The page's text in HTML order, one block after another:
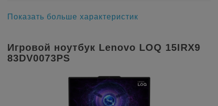
Показать больше характеристик
Игровой ноутбук Lenovo LOQ 15IRX9
83DV0073PS